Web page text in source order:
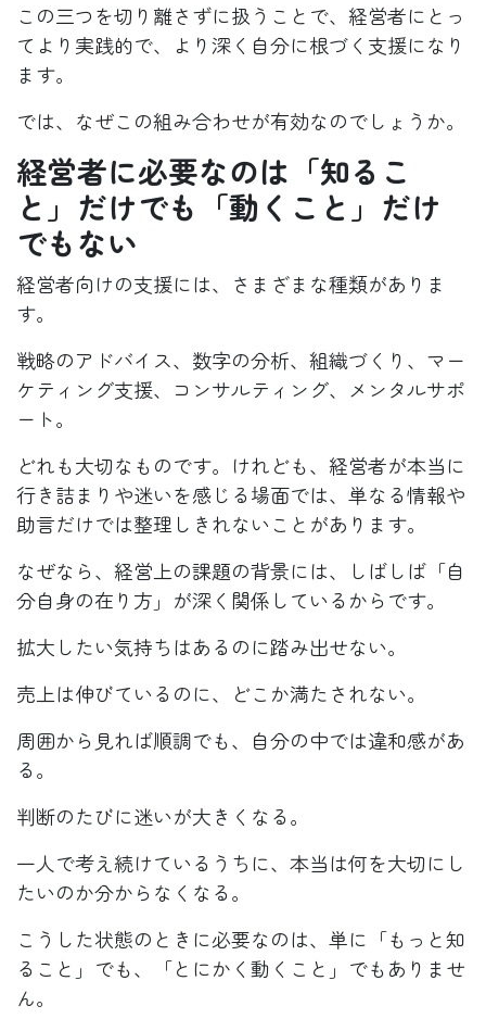
この三つを切り離さずに扱うことで、経営者にとっ
てより実践的で、より深く自分に根づく支援になり
ます。
では、なぜこの組み合わせが有効なのでしょうか。
経営者に必要なのは「知るこ
と」だけでも「動くこと」だけ
でもない
経営者向けの支援には、さまざまな種類がありま
す。
戦略のアドバイス、数字の分析、組織づくり、マー
ケティング支援、コンサルティング、メンタルサポ
ート。
どれも大切なものです。けれども、経営者が本当に
行き詰まりや迷いを感じる場面では、単なる情報や
助言だけでは整理しきれないことがあります。
なぜなら、経営上の課題の背景には、しばしば「自
分自身の在り方」が深く関係しているからです。
拡大したい気持ちはあるのに踏み出せない。
売上は伸びているのに、どこか満たされない。
周囲から見れば順調でも、自分の中では違和感があ
る。
判断のたびに迷いが大きくなる。
一人で考え続けているうちに、本当は何を大切にし
たいのか分からなくなる。
こうした状態のときに必要なのは、単に「もっと知
ること」でも、「とにかく動くこと」でもありませ
ん。